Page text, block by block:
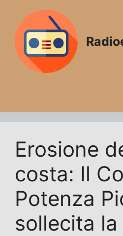
contenuto
Erosione
costa: Il
Potenza
sollecita la